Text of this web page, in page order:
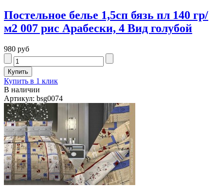
Постельное белье 1,5сп бязь пл 140 гр/
м2 007 рис Арабески, 4 Вид голубой
980 руб
Купить в 1 клик
В наличии
Артикул: bsg0074